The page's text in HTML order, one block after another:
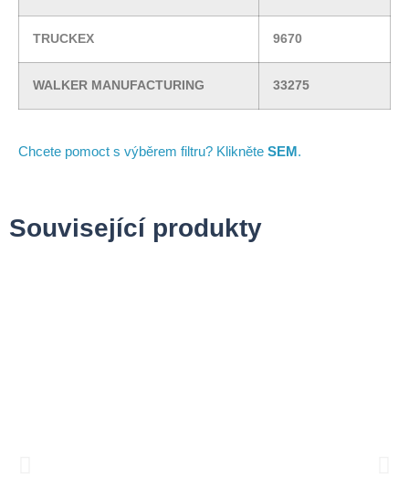
TRUCKEX 9670
WALKER MANUFACTURING 33275
Chcete pomoct s výběrem filtru? Klikněte SEM.
Související produkty